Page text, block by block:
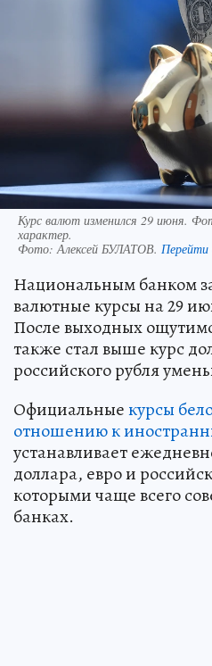
Курс валют изменился 29 июня.
характер.
Фото:Алексей БУЛАТОВ.
Национальным банком
валютные курсы на 29
После выходных
также стал выше курс
российского рубля
Официальныекурсы
отношению к
устанавливает
доллара, евро и
которыми чаще всего
банках.